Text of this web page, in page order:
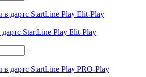
StartLine Play Elit-Play
+